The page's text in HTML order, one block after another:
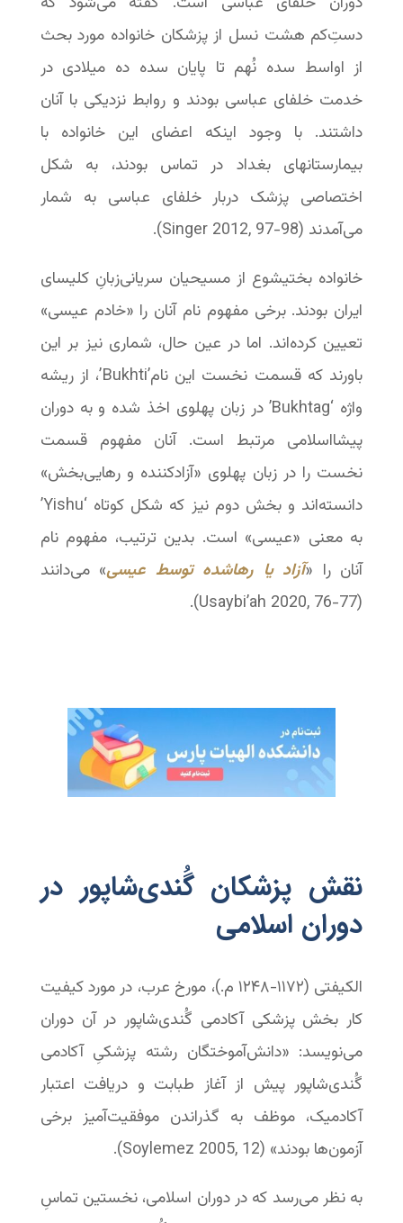
دستِ‌کم هشت نسل از پزشکان خانواده مورد بحث
از اواسط سده نُهم تا پایان سده ده میلادی در
خدمت خلفای عباسی بودند و روابط نزدیکی با آنان
داشتند. با وجود اینکه اعضای این خانواده با
بیمارستانهای بغداد در تماس بودند، به شکل
اختصاصی پزشک دربار خلفای عباسی به شمار
می‌آمدند (Singer 2012, 97-98).
خانواده بختیشوع از مسیحیان سریانی‌زبانِ کلیسای
ایران بودند. برخی مفهوم نام آنان را «خادم عیسی»
تعیین کرده‌اند. اما در عین حال، شماری نیز بر این
باورند که قسمت نخست این نام’Bukhti’، از ریشه
واژه ‘Bukhtag’ در زبان پهلوی اخذ شده و به دوران
پیشااسلامی مرتبط است. آنان مفهوم قسمت
نخست را در زبان پهلوی «آزادکننده و رهایی‌بخش»
دانسته‌اند و بخش دوم نیز که شکل کوتاه ‘Yishu’
به معنی «عیسی» است. بدین ترتیب، مفهوم نام
آنان را «آزاد یا رها‌شده توسط عیسی» می‌دانند
‬‬‬‬‬‬‬(Usaybi’ah 2020, 76-77).
نقش پزشکان گُندی‌شاپور در
دوران اسلامی
الکیفتی (۱۱۷۲-‏۱۲۴۸ م.)، مورخ عرب، در مورد کیفیت
کار بخش پزشکی آکادمی گُندی‌شاپور در آن دوران
می‌نویسد: «دانش‌آموختگان رشته پزشکیِ آکادمی
گُندی‌شاپور پیش از آغاز طبابت و دریافت اعتبار
آکادمیک، موظف به گذراندن موفقیت‌آمیز برخی
آزمون‌ها بودند» (Soylemez 2005, 12).
به نظر می‌رسد که در دوران اسلامی، نخستین تماسِ